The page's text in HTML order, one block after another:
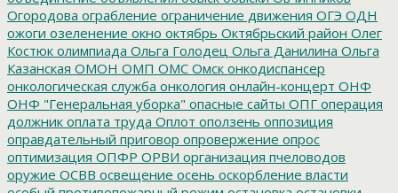
Огородова ограбление ограничение движения ОГЭ ОДН
ожоги озеленение окно октябрь Октябрьский район Олег
Костюк олимпиада Ольга Голодец Ольга Данилина Ольга
Казанская ОМОН ОМП ОМС Омск онкодиспансер
онкологическая служба онкология онлайн-концерт ОНФ
ОНФ "Генеральная уборка" опасные сайты ОПГ операция
должник оплата труда Оплот оползень оппозиция
оправдательный приговор опровержение опрос
оптимизация ОПФР ОРВИ организация пчеловодов
оружие ОСВВ освещение осень оскорбление власти